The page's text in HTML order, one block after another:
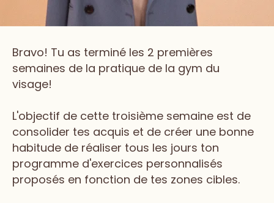
Bravo! Tu as terminé les 2 premières
semaines de la pratique de la gym du
visage!
L'objectif de cette troisième semaine est de
consolider tes acquis et de créer une bonne
habitude de réaliser tous les jours ton
programme d'exercices personnalisés
proposés en fonction de tes zones cibles.